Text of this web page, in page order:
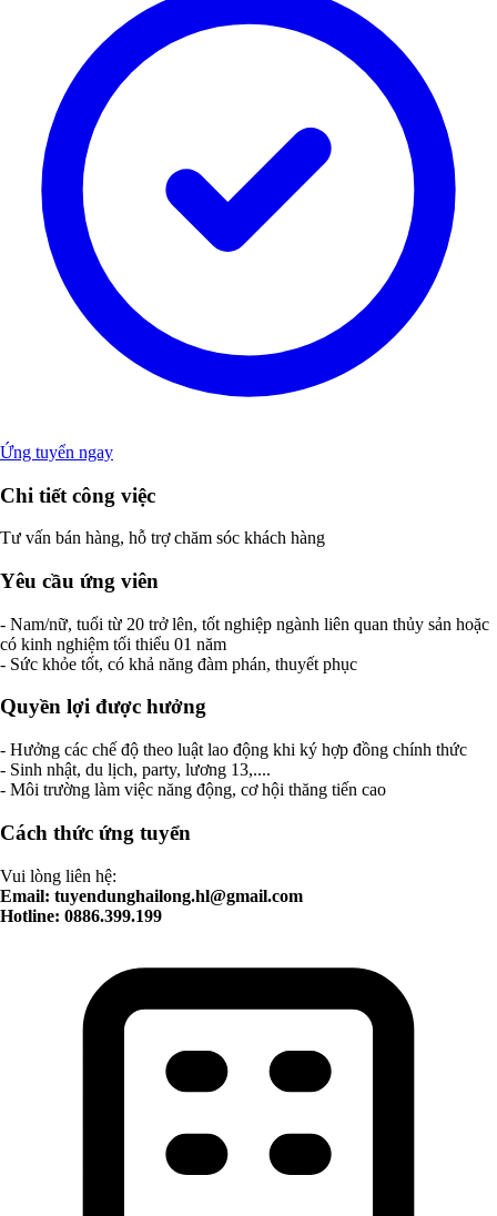
Ứng tuyển ngay
Chi tiết công việc
Tư vấn bán hàng, hỗ trợ chăm sóc khách hàng
Yêu cầu ứng viên
- Nam/nữ, tuổi từ 20 trở lên, tốt nghiệp ngành liên quan thủy sản hoặc
có kinh nghiệm tối thiểu 01 năm
- Sức khỏe tốt, có khả năng đàm phán, thuyết phục
Quyền lợi được hưởng
- Hưởng các chế độ theo luật lao động khi ký hợp đồng chính thức
- Sinh nhật, du lịch, party, lương 13,....
- Môi trường làm việc năng động, cơ hội thăng tiến cao
Cách thức ứng tuyển
Vui lòng liên hệ:
Email: tuyendunghailong.hl@gmail.com
Hotline: 0886.399.199